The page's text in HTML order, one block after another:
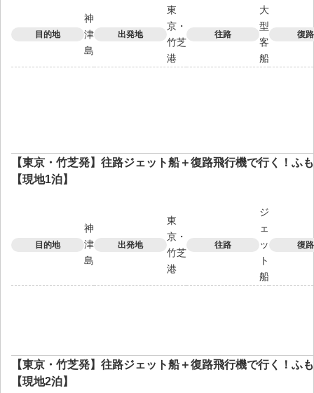
目的地
神
津
島
出発地
東
京・
竹芝
港
往路
大
型
客
船
復路
【東京・竹芝発】往路ジェット船＋復路飛行機で行く！ふ
【現地1泊】
目的地
神
津
島
出発地
東
京・
竹芝
港
往路
ジ
ェ
ッ
ト
船
復路
【東京・竹芝発】往路ジェット船＋復路飛行機で行く！ふ
【現地2泊】